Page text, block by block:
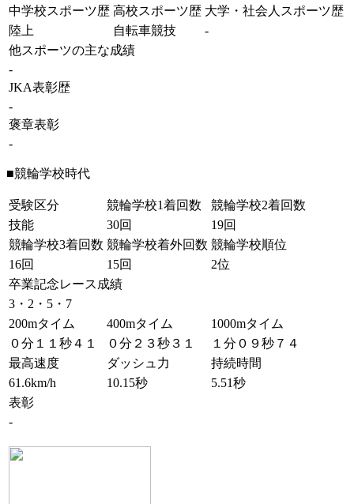
中学校スポーツ歴 高校スポーツ歴 大学・社会人スポーツ歴
陸上
自転車競技
-
他スポーツの主な成績
-
JKA表彰歴
-
褒章表彰
-
■競輪学校時代
受験区分 競輪学校1着回数
競輪学校2着回数
技能
30回
19回
競輪学校3着回数 競輪学校着外回数 競輪学校順位
16回
15回
2位
卒業記念レース成績
3・2・5・7
200mタイム
400mタイム
1000mタイム
０分１１秒４１
０分２３秒３１
１分０９秒７４
最高速度
ダッシュ力
持続時間
61.6km/h
10.15秒
5.51秒
表彰
-